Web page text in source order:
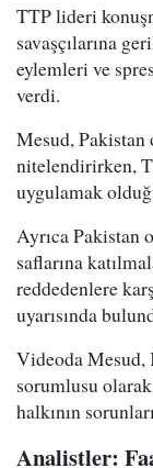
TTP lideri
savaşçılarına
eylemleri ve
verdi.
Mesud, Pakistan
nitelendirirken,
uygulamak
Ayrıca Pakistan
saflarına
reddedenlere
uyarısında
Videoda
sorumlusu
halkının
Analistler: